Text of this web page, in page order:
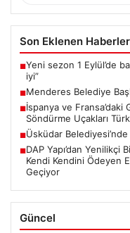
Son Eklenen Haberler
■Yeni sezon 1 Eylül’de
iyi”
■Menderes Belediye
■İspanya ve Fransa’daki
Söndürme Uçakları
■Üsküdar
■DAP Yapı’dan Yenilikçi
Kendi Kendini Ödeyen
Geçiyor
Güncel